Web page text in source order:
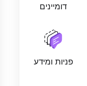
דומיינים
פניות ומידע